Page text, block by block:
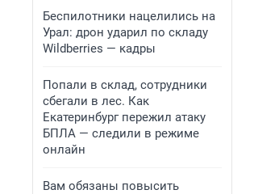
Беспилотники нацелились на
Урал: дрон ударил по складу
Wildberries — кадры
Попали в склад, сотрудники
сбегали в лес. Как
Екатеринбург пережил атаку
БПЛА — следили в режиме
онлайн
Вам обязаны повысить